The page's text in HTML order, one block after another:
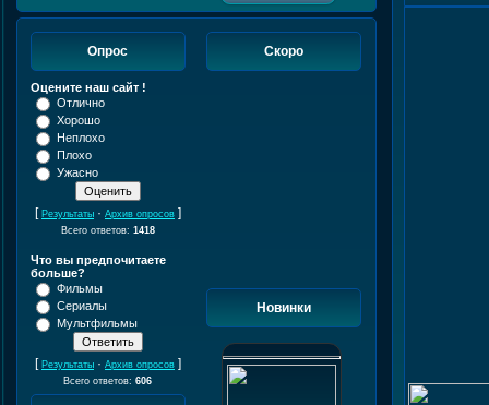
Опрос
Оцените наш сайт !
Отлично
Хорошо
Неплохо
Плохо
Ужасно
[ Результаты · Архив опросов ]
Всего ответов: 1418
Что вы предпочитаете
больше?
Фильмы
Сериалы
Мультфильмы
[ Результаты · Архив опросов ]
Всего ответов:606
Скоро
Новинки